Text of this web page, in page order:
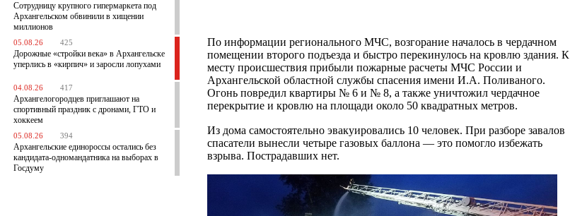
Сотрудницу крупного гипермаркета под
Архангельском обвинили в хищении
миллионов
05.08.26 425
Дорожные «стройки века» в Архангельске
уперлись в «кирпич» и заросли лопухами
04.08.26 417
Архангелогородцев приглашают на
спортивный праздник с дронами, ГТО и
хоккеем
05.08.26 394
Архангельские единороссы остались без
кандидата-одномандатника на выборах в
Госдуму
По информации регионального МЧС, возгорание началось в чердачном
помещении второго подъезда и быстро перекинулось на кровлю здания. К
месту происшествия прибыли пожарные расчеты МЧС России и
Архангельской областной службы спасения имени И.А. Поливаного.
Огонь повредил квартиры № 6 и № 8, а также уничтожил чердачное
перекрытие и кровлю на площади около 50 квадратных метров.
Из дома самостоятельно эвакуировались 10 человек. При разборе завалов
спасатели вынесли четыре газовых баллона — это помогло избежать
взрыва. Пострадавших нет.